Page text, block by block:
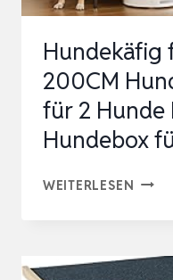
Hundekäfig
200CM
für 2 Hunde
Hundebox
WEITERLESEN